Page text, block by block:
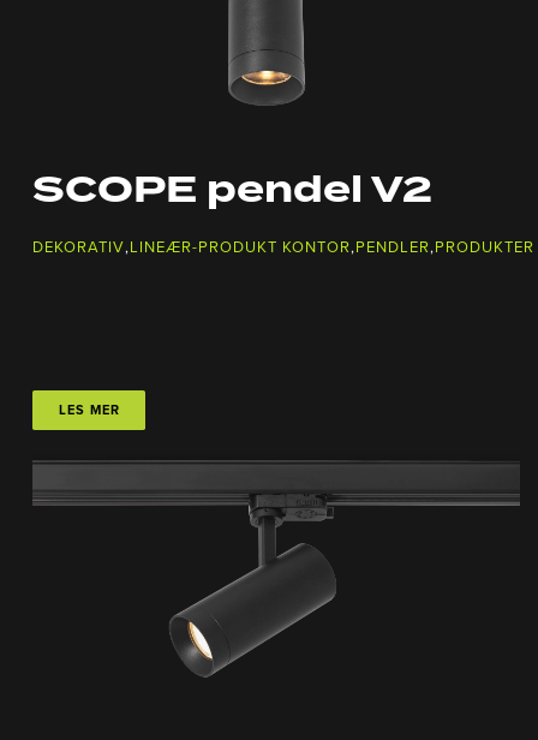
SCOPE pendel V2
DEKORATIV,LINEÆR-PRODUKT KONTOR,PENDLER,PRODUKTER
LES MER